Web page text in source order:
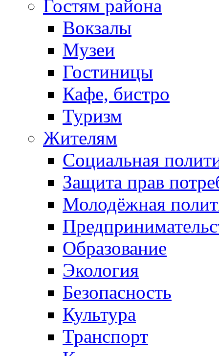
Гостям района
Вокзалы
Музеи
Гостиницы
Кафе, бистро
Туризм
Жителям
Социальная
Защита прав
Молодёжная
Образование
Экология
Безопасность
Культура
Транспорт